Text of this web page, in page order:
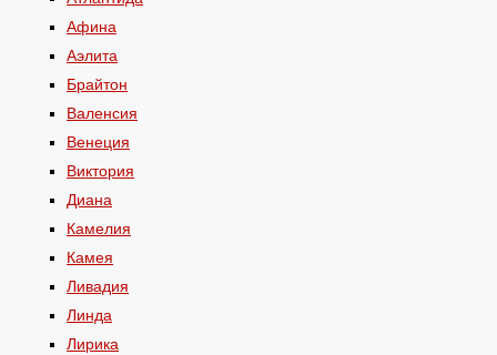
Афина
Аэлита
Брайтон
Валенсия
Венеция
Виктория
Диана
Камелия
Камея
Ливадия
Линда
Лирика